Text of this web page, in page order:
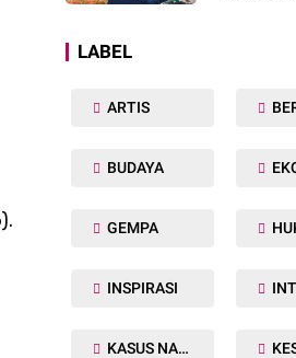
LABEL
ARTIS
BUDAYA
GEMPA
INSPIRASI
KASUS NARKOBA